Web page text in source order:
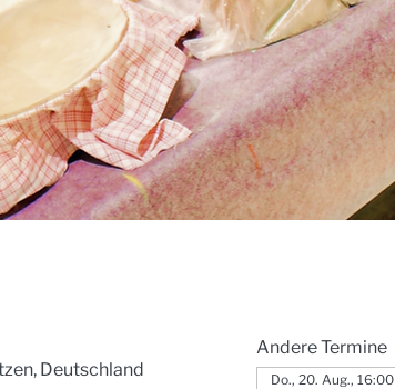
Deutschland
Andere Termine
Do., 20. Aug., 16:00